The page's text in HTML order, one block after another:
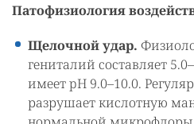
Патофизиология
Щелочной удар.
гениталий составляет
имеет pH 9.0–10.0.
разрушает кислотную